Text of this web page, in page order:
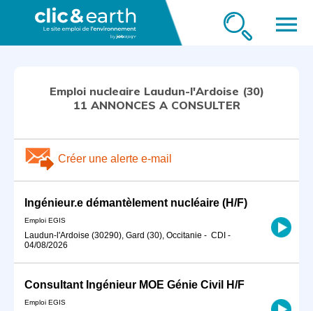
menu
Emploi nucleaire Laudun-l'Ardoise (30)
11 ANNONCES A CONSULTER
Créer une alerte e-mail
Ingénieur.e démantèlement nucléaire (H/F)
Emploi EGIS
Laudun-l'Ardoise (30290), Gard (30), Occitanie - CDI -
04/08/2026
Consultant Ingénieur MOE Génie Civil H/F
Emploi EGIS